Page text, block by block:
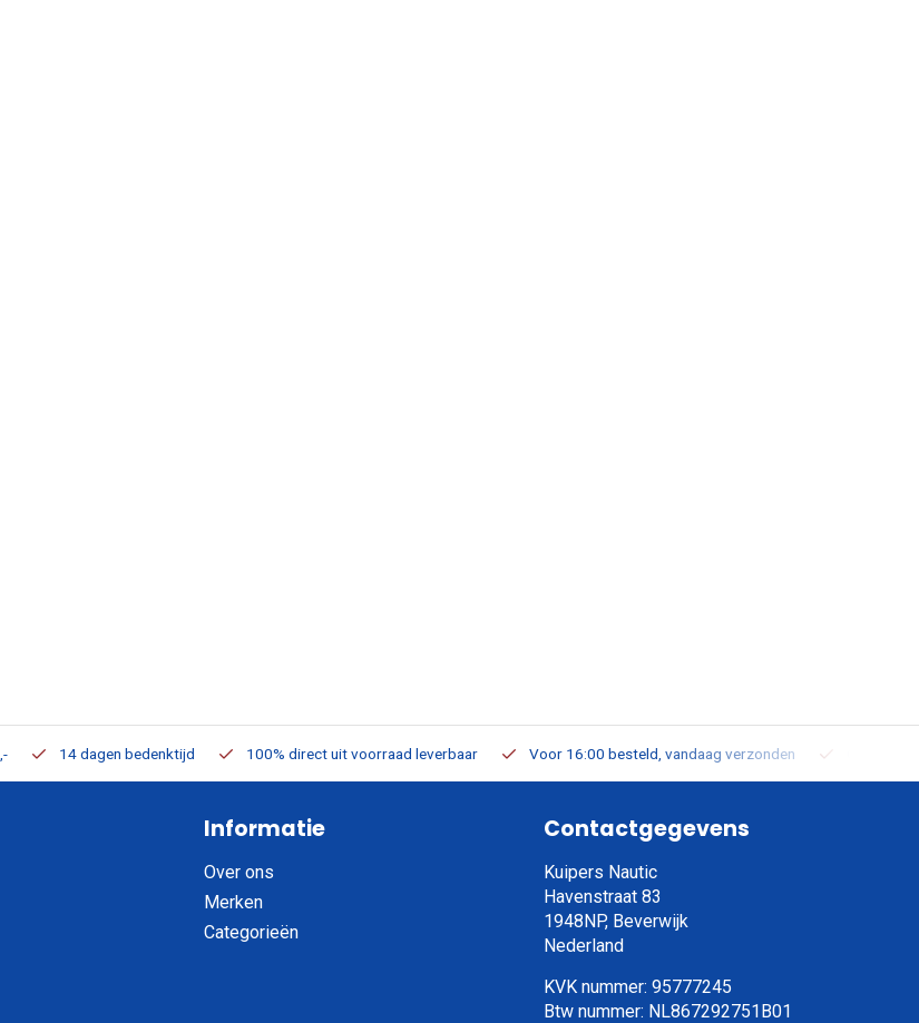
14 dagen bedenktijd 100% direct uit voorraad leverbaar Voor 16:00 besteld, vandaag verzonden
Informatie
Over ons
Merken
Categorieën
Contactgegevens
Kuipers Nautic
Havenstraat 83
1948NP, Beverwijk
Nederland
KVK nummer: 95777245
Btw nummer: NL867292751B01